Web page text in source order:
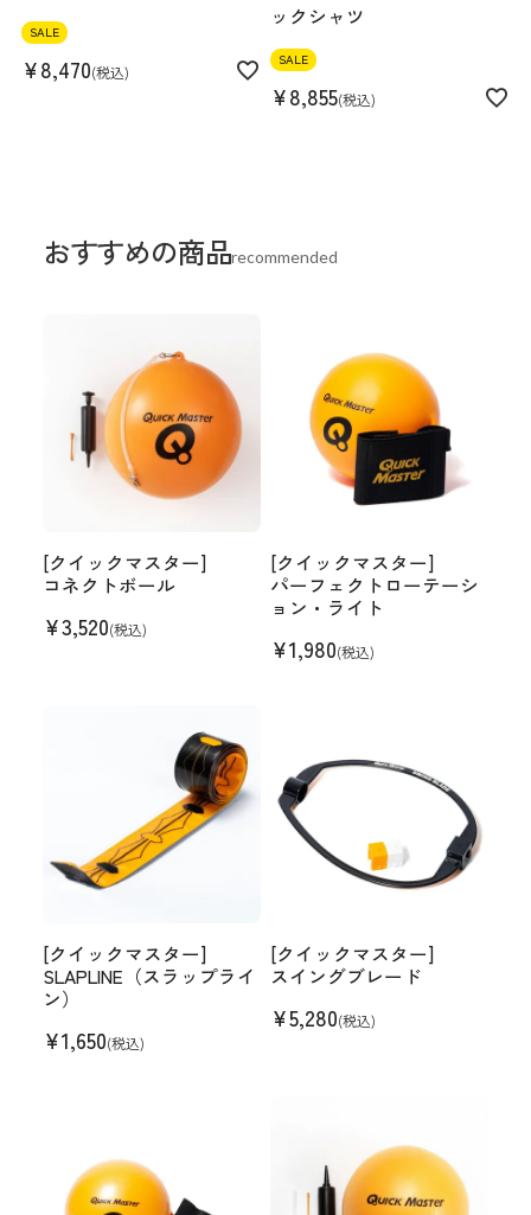
SALE
¥8,470 税込
ックシャツ
SALE
¥8,855 税込
おすすめの商品recommended
[クイックマスター]
コネクトボール
¥3,520(税込)
[クイックマスター]
パーフェクトローテーシ
ョン・ライト
¥1,980(税込)
[クイックマスター]
SLAPLINE（スラップライ
ン）
¥1,650(税込)
[クイックマスター]
スイングブレード
¥5,280(税込)